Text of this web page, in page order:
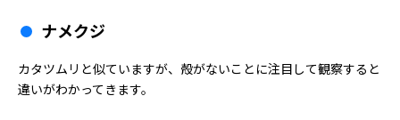
ナメクジ
カタツムリと似ていますが、殻がないことに注目して観察すると
違いがわかってきます。